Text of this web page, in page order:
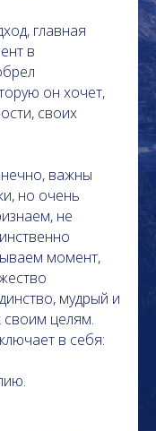
главная
в
он хочет,
своих
важны
но очень
не
момент,
мудрый и
своим целям.
в себя: